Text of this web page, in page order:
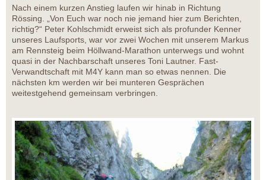
Nach einem kurzen Anstieg laufen wir hinab in Richtung
Rössing. „Von Euch war noch nie jemand hier zum Berichten,
richtig?“ Peter Kohlschmidt erweist sich als profunder Kenner
unseres Laufsports, war vor zwei Wochen mit unserem Markus
am Rennsteig beim Höllwand-Marathon unterwegs und wohnt
quasi in der Nachbarschaft unseres Toni Lautner. Fast-
Verwandtschaft mit M4Y kann man so etwas nennen. Die
nächsten km werden wir bei munteren Gesprächen
weitestgehend gemeinsam verbringen.